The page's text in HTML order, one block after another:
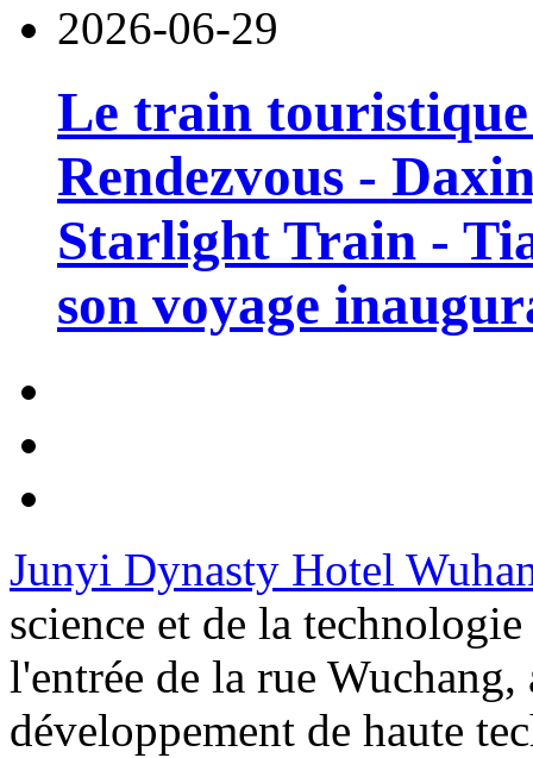
2026-06-29
Le train
Rendezvous -
Starlight Train -
son voyage
Junyi Dynasty Hotel
science et de la
l'entrée de la rue Wuchang,
développement de haute